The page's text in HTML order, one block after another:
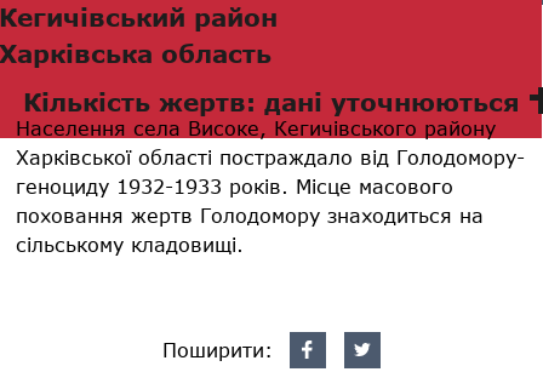
Кегичівський район
Харківська область
Кількість жертв: дані уточнюються
Населення села Високе, Кегичівського району
Харківської області постраждало від Голодомору-
геноциду 1932-1933 років. Місце масового
поховання жертв Голодомору знаходиться на
сільському кладовищі.
Поширити: